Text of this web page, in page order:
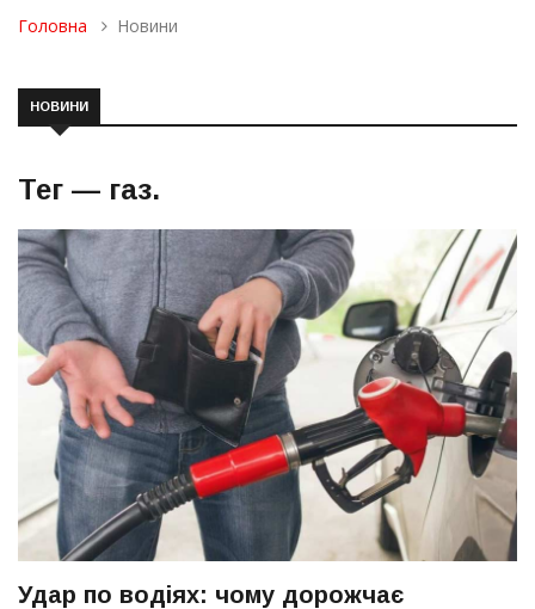
Головна Новини
НОВИНИ
Тег — газ.
Удар по водіях: чому дорожчає